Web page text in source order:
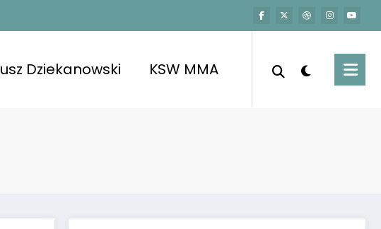
Dziekanowski KSW MMA